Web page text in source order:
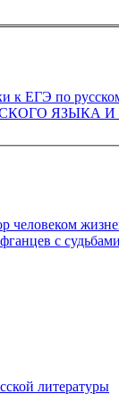
курс подготовки к ЕГЭ по
IK-ТЕХНОЛОГИЙ В РАБОТЕ
человеком
с
литературы